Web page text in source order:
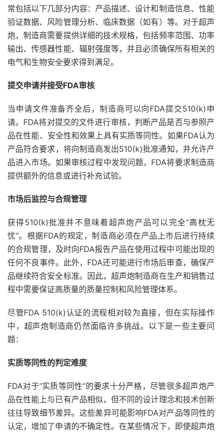
常包括以下几部分内容：产品描述、设计和制造信息、性能
验证数据、风险管理分析、临床数据（如有）等。对于超声
炮，制造商需要提供详细的技术规格，包括频率范围、功率
输出、传感器性能、辐射强度等，并且必须确保所有相关的
电气和生物安全要求得到满足。
提交申请并接受FDA审核
当申请文件准备齐全后，制造商可以向FDA提交510(k)申
请。FDA将对提交的文件进行审核，判断产品是否与参照产
品在性能、安全性和效果上具有实质等同性。如果FDA认为
产品符合要求，将向制造商发出510(k)批准通知，并允许产
品进入市场。如果审核过程中发现问题，FDA将要求制造商
提供额外的信息或进行补充试验。
市场后监控与合规管理
获得510(k)批准并不意味着超声炮产品可以完全“高枕无
忧”。根据FDA的规定，制造商必须在产品上市后进行持续
的合规管理，及时向FDA报告产品在使用过程中可能出现的
任何不良事件。此外，FDA还可能进行市场后审查，确保产
品继续符合安全标准。因此，超声炮制造商在生产和销售过
程中需要保证高质量的质量控制和风险管理体系。
尽管FDA 510(k)认证的流程相对较为直接，但在实际操作
中，超声炮制造商仍然面临许多挑战。以下是一些主要问
题：
实质等同性的判定难度
FDA对于“实质等同性”的要求十分严格，尽管很多超声炮产
品在性能上与已有产品相似，但不同的设计理念和技术创新
往往导致细节差异。这些差异可能影响FDA对产品等同性的
认定，增加了申请的不确定性。在某些情况下，即使超声炮